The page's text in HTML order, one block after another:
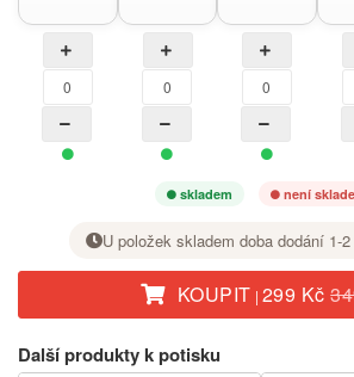
skladem není
U položek skladem doba dodání 1-
KOUPIT | 299 Kč
Další produkty k potisku